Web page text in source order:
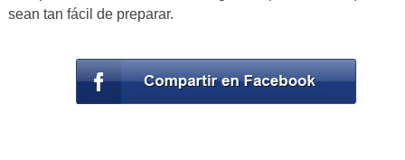
sean tan fácil de preparar.